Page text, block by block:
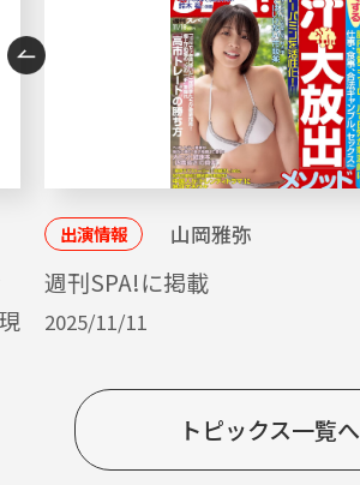
出演情報 山岡雅弥
週刊SPA!に掲載
2025/11/11
トピックス一覧へ